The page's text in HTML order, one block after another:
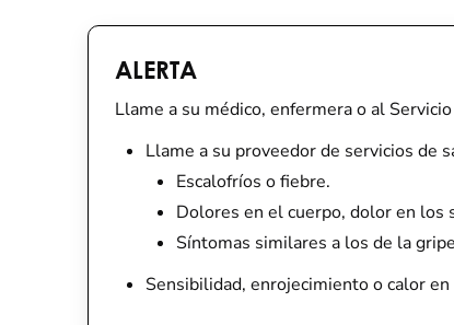
ALERTA
Llame a su médico, enfermera o al
Llame a su proveedor de servicios de
Escalofríos o fiebre.
Dolores en el cuerpo, dolor en los
Síntomas similares a los de la
Sensibilidad, enrojecimiento o calor